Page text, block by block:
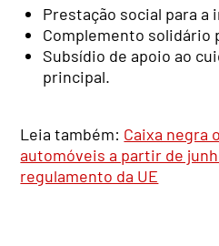
Prestação social para a
Complemento solidário
Subsídio de apoio ao
principal.
Leia também: Caixa negra
automóveis a partir de
regulamento da UE